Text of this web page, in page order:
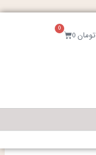
تومان0
0
سبد
خرید